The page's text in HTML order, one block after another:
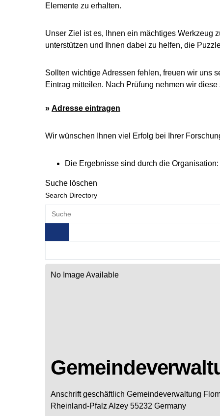
Elemente zu erhalten.
Unser Ziel ist es, Ihnen ein mächtiges Werkzeug
unterstützen und Ihnen dabei zu helfen, die
Sollten wichtige Adressen fehlen, freuen wir uns
Eintrag mitteilen. Nach Prüfung nehmen wir
» Adresse eintragen
Wir wünschen Ihnen viel Erfolg bei Ihrer
Die Ergebnisse sind durch die
Suche löschen
Search Directory
No Image Available
Anschrift geschäftlich Gemeindeverwaltung
Rheinland-Pfalz Alzey 55232 Germany